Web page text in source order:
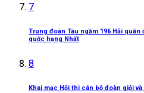
7
Trung đoàn Tàu ngầm 196 Hải
quốc hạng Nhất
8
Khai mạc Hội thi cán bộ đoàn giỏi